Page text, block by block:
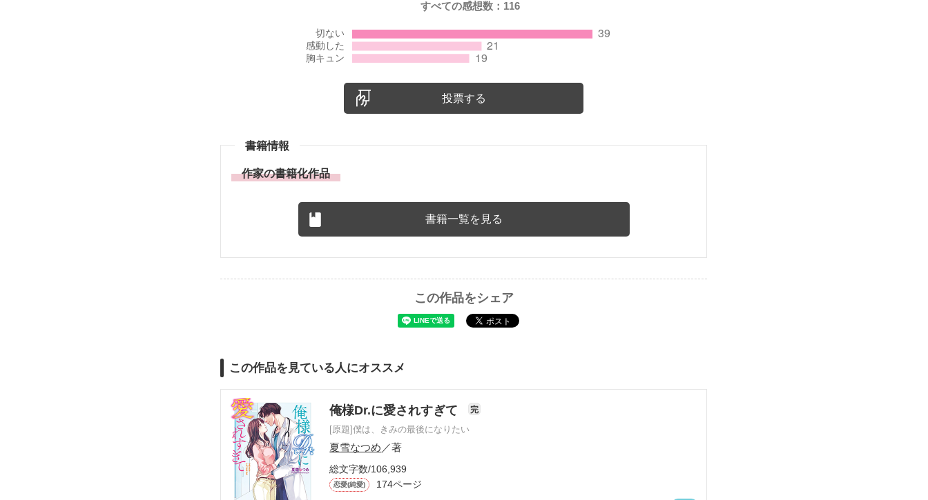
すべての感想数： 116
投票する
書籍情報
作家の書籍化作品
書籍一覧を見る
この作品をシェア
この作品を見ている人にオススメ
俺様Dr.に愛されすぎて 完
[原題]僕は、きみの最後になりたい
夏雪なつめ ／著
総文字数/106,939
恋愛(純愛) 174ページ